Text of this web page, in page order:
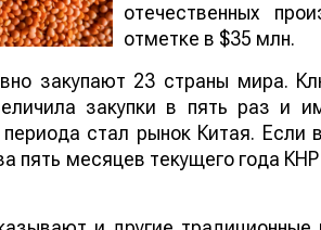
отечественных
отметке в $35 млн.
закупают 23 страны мира.
закупки в пять раз и
стал рынок Китая. Если
пять месяцев текущего года